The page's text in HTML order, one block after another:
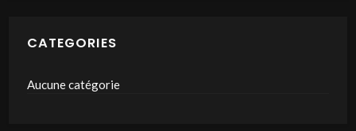
CATEGORIES
Aucune catégorie